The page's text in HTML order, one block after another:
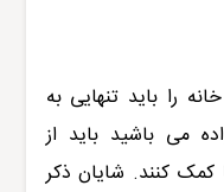
را باید تنهایی به
می باشید باید از
کمک کنند. شایان ذکر